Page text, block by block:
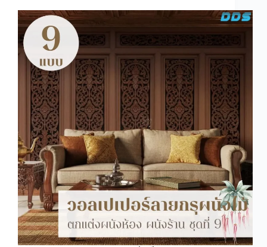
ภาพ
ติด
ผนัง
ร้าน
นวด
ไทย
เลือก
อย่างไร
ให้
ร้าน
นวด
และ
ร้าน
ส
ปา
ดู
มี
เอกลักษณ์